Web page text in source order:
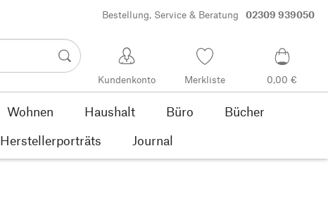
Bestellung, Service & Beratung 02309 939050
Kundenkonto Merkliste 0,00 €
Wohnen Haushalt Büro
Bücher
Herstellerporträts Journal